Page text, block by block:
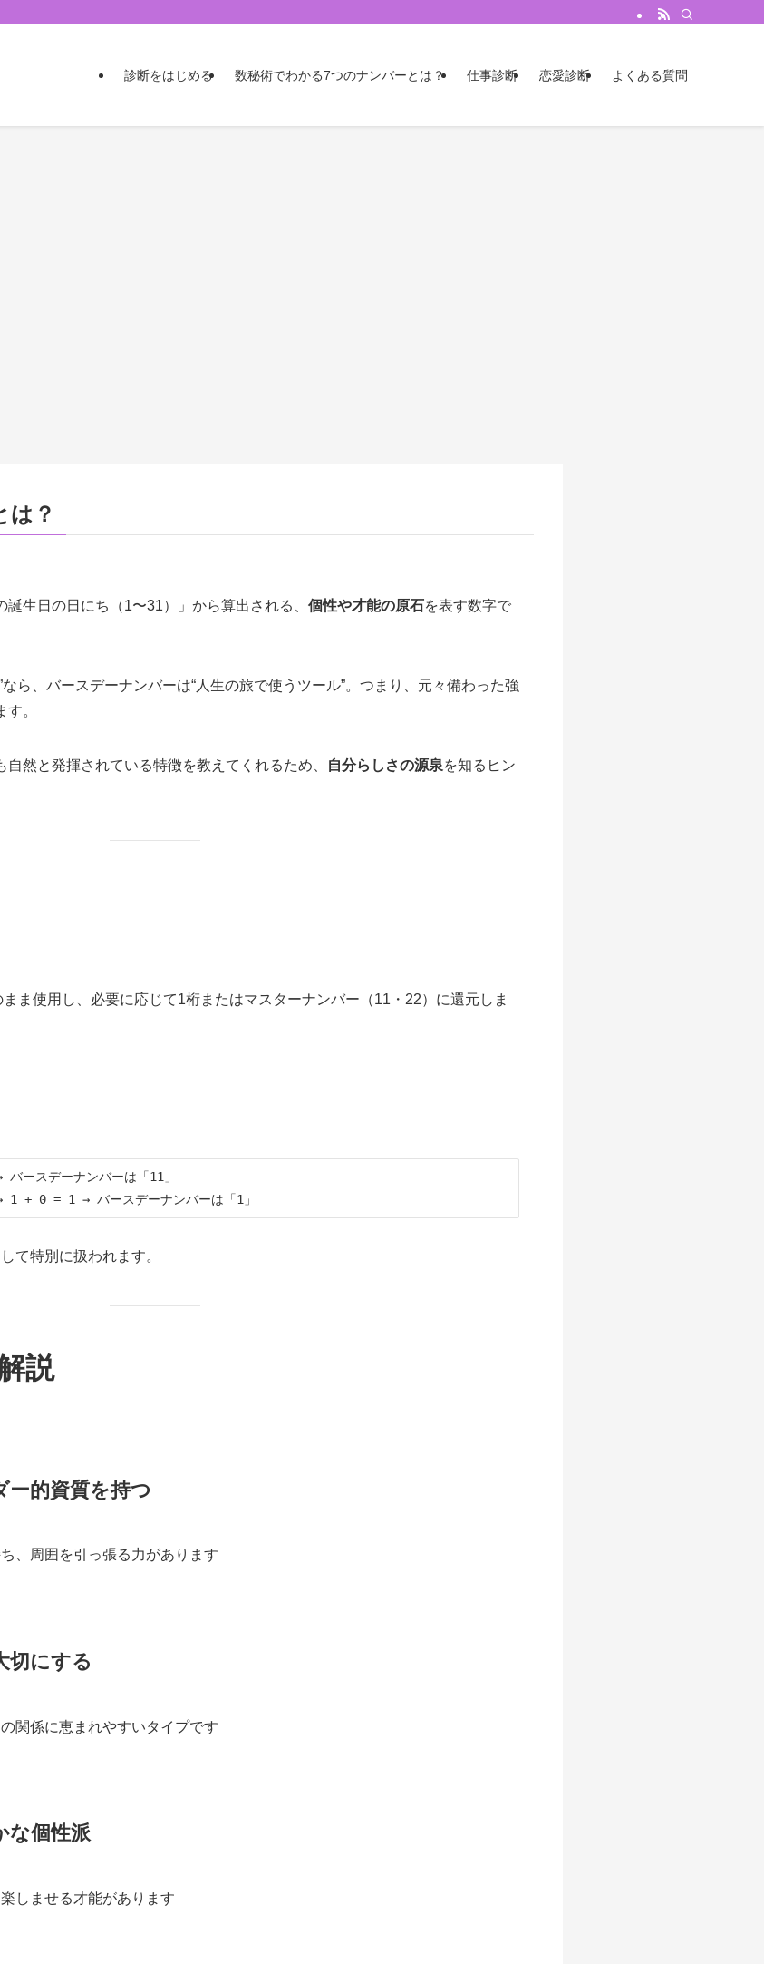
診断をはじめる 数秘術でわかる7つのナンバーとは？ 仕事診断 恋愛診断 よくある質問
は？
生日の日にち（1〜31）」から算出される、 個性や才能の原石を表す数字で
ら、バースデーナンバーは“人生の旅で使うツール”。つまり、元々備わった強
。
然と発揮されている特徴を教えてくれるため、 自分らしさの源泉を知るヒン
ま使用し、必要に応じて1桁またはマスターナンバー（11・22）に還元しま
ースデーナンバーは「11」
て特別に扱われます。
説
ー的資質を持つ
、周囲を引っ張る力があります
切にする
関係に恵まれやすいタイプです
な個性派
しませる才能があります